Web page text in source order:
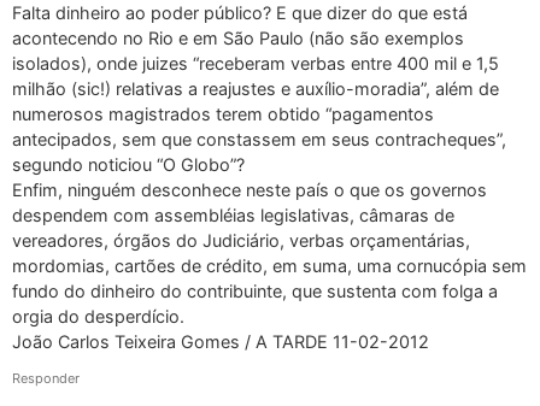
Falta dinheiro ao poder público? E que dizer do que está
acontecendo no Rio e em São Paulo (não são exemplos
isolados), onde juizes “receberam verbas entre 400 mil e 1,5
milhão (sic!) relativas a reajustes e auxílio-moradia”, além de
numerosos magistrados terem obtido “pagamentos
antecipados, sem que constassem em seus contracheques”,
segundo noticiou “O Globo”?
Enfim, ninguém desconhece neste país o que os governos
despendem com assembléias legislativas, câmaras de
vereadores, órgãos do Judiciário, verbas orçamentárias,
mordomias, cartões de crédito, em suma, uma cornucópia sem
fundo do dinheiro do contribuinte, que sustenta com folga a
orgia do desperdício.
João Carlos Teixeira Gomes / A TARDE 11-02-2012
Responder